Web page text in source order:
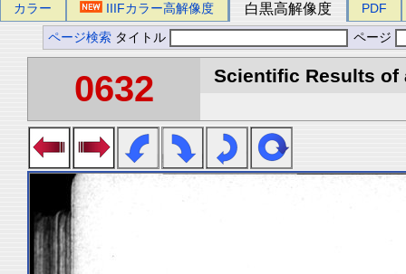
カラー IIIFカラー高解像度 白黒高解像度 PDF
ページ検索 タイトル ページ
0632 Scientific Results of